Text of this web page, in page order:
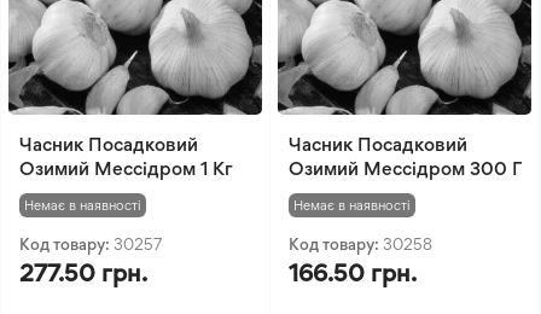
Часник Посадковий
Озимий Мессідром 1 Кг
Немає в наявності
Код товару: 30257
277.50 грн.
Часник Посадковий
Озимий Мессідром 300 Г
Немає в наявності
Код товару: 30258
166.50 грн.